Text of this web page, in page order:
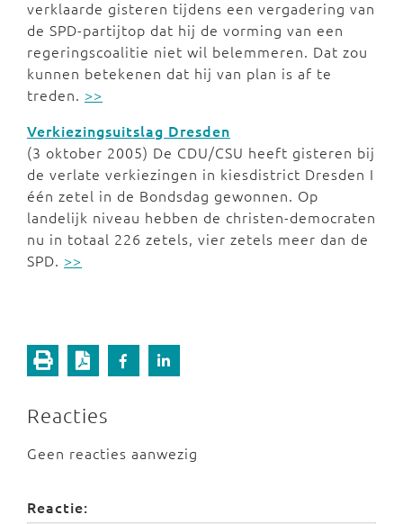
verklaarde gisteren tijdens een vergadering van
de SPD-partijtop dat hij de vorming van een
regeringscoalitie niet wil belemmeren. Dat zou
kunnen betekenen dat hij van plan is af te
treden. >>
Verkiezingsuitslag Dresden
(3 oktober 2005) De CDU/CSU heeft gisteren bij
de verlate verkiezingen in kiesdistrict Dresden I
één zetel in de Bondsdag gewonnen. Op
landelijk niveau hebben de christen-democraten
nu in totaal 226 zetels, vier zetels meer dan de
SPD. >>
Reacties
Geen reacties aanwezig
Reactie: